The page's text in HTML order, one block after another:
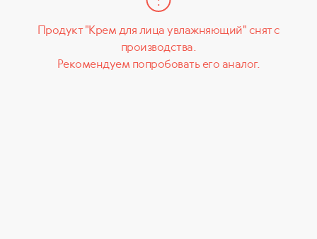
Продукт "Крем для лица увлажняющий" снят с
производства.
Рекомендуем попробовать его аналог.